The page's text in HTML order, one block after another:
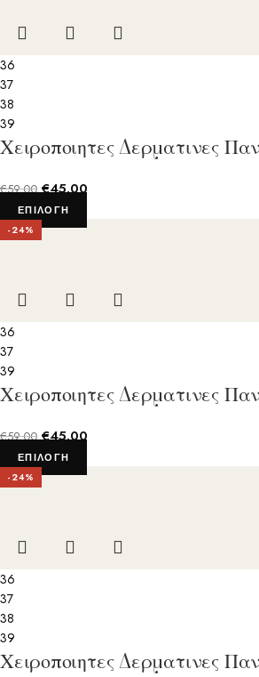
36
37
38
39
Χειροποιητες Δερματινες
€59.00 €45.00
ΕΠΙΛΟΓΉ
-24%
36
37
39
Χειροποιητες Δερματινες
€59.00 €45.00
ΕΠΙΛΟΓΉ
-24%
36
37
38
39
Χειροποιητες Δερματινες